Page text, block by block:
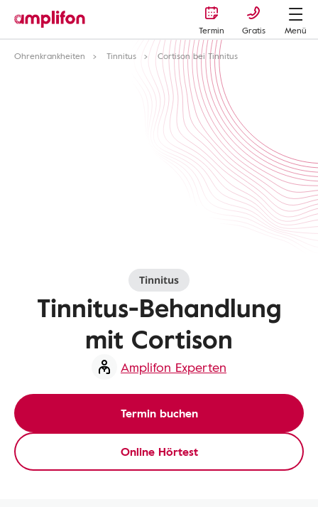
Termin Gratis
Menü
Ohrenkrankheiten
Tinnitus Cortison bei Tinnitus
Tinnitus
Tinnitus-Behandlung
mit Cortison
Amplifon Experten
Termin buchen
Online Hörtest